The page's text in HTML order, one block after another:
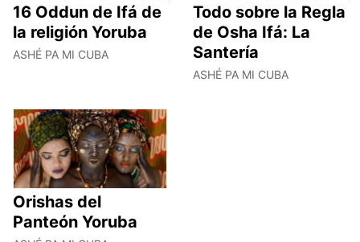
16 Oddun de Ifá de
la religión Yoruba
ASHÉ PA MI CUBA
Todo sobre la Regla
de Osha Ifá: La
Santería
ASHÉ PA MI CUBA
Orishas del
Panteón Yoruba